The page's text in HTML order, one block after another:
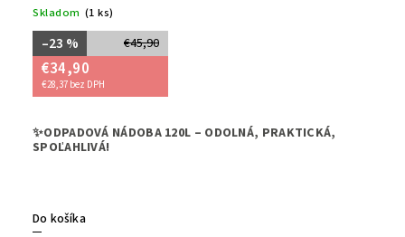
Skladom (1 ks)
€45,90
–23 %
€34,90
€28,37 bez DPH
Do košíka
✨ODPADOVÁ NÁDOBA 120L – ODOLNÁ, PRAKTICKÁ,
SPOĽAHLIVÁ!